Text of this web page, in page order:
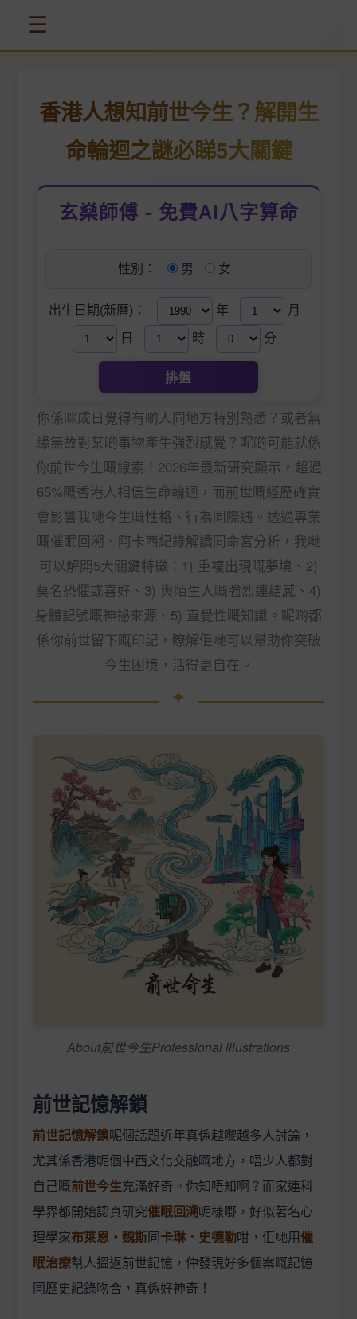
☰
香港人想知前世今生？解開生
命輪迴之謎必睇5大關鍵
玄燊師傅 - 免費AI八字算命
性別： 男 女
出生日期(新曆)： 年 月
日 時 分
排盤
你係咪成日覺得有啲人同地方特別熟悉？或者無
緣無故對某啲事物產生強烈感覺？呢啲可能就係
你前世今生嘅線索！2026年最新研究顯示，超過
65%嘅香港人相信生命輪迴，而前世嘅經歷確實
會影響我哋今生嘅性格、行為同際遇。透過專業
嘅催眠回溯、阿卡西紀錄解讀同命宮分析，我哋
可以解開5大關鍵特徵：1) 重複出現嘅夢境、2)
莫名恐懼或喜好、3) 與陌生人嘅強烈連結感、4)
身體記號嘅神祕來源、5) 直覺性嘅知識。呢啲都
係你前世留下嘅印記，瞭解佢哋可以幫助你突破
今生困境，活得更自在。
About前世今生Professional illustrations
前世記憶解鎖
前世記憶解鎖呢個話題近年真係越嚟越多人討論，
尤其係香港呢個中西文化交融嘅地方，唔少人都對
自己嘅前世今生充滿好奇。你知唔知啊？而家連科
學界都開始認真研究催眠回溯呢樣嘢，好似著名心
理學家布萊恩‧魏斯同卡琳．史德勒咁，佢哋用催
眠治療幫人搵返前世記憶，仲發現好多個案嘅記憶
同歷史紀錄吻合，真係好神奇！